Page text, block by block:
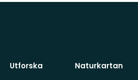
Utforska
Naturkartan